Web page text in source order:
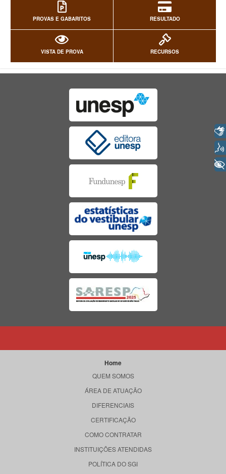
PROVAS E GABARITOS RESULTADO
VISTA DE PROVA RECURSOS
Home
QUEM SOMOS
ÁREA DE ATUAÇÃO
DIFERENCIAIS
CERTIFICAÇÃO
COMO CONTRATAR
INSTITUIÇÕES ATENDIDAS
POLÍTICA DO SGI
+ Acessibilidade